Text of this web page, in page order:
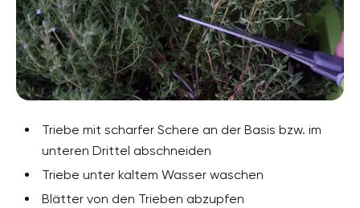
Triebe mit scharfer Schere an der Basis bzw. im
unteren Drittel abschneiden
Triebe unter kaltem Wasser waschen
Blätter von den Trieben abzupfen